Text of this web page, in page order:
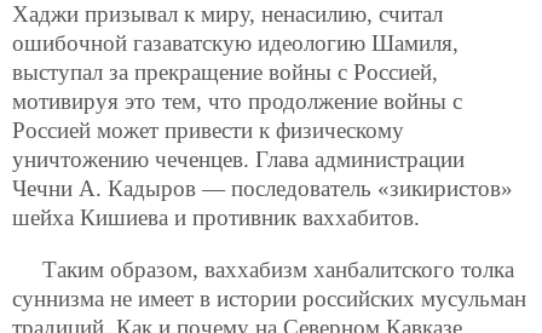
Хаджи призывал к миру, ненасилию, считал
ошибочной газаватскую идеологию Шамиля,
выступал за прекращение войны с Россией,
мотивируя это тем, что продолжение войны с
Россией может привести к физическому
уничтожению чеченцев. Глава администрации
Чечни А. Кадыров — последователь «зикиристов»
шейха Кишиева и противник ваххабитов.
Таким образом, ваххабизм ханбалитского толка
суннизма не имеет в истории российских мусульман
традиций. Как и почему на Северном Кавказе